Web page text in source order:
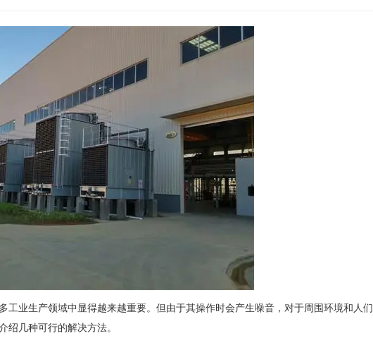
业生产领域中显得越来越重要。但由于其操作时会产生噪音，对于周围环境和人们
绍几种可行的解决方法。